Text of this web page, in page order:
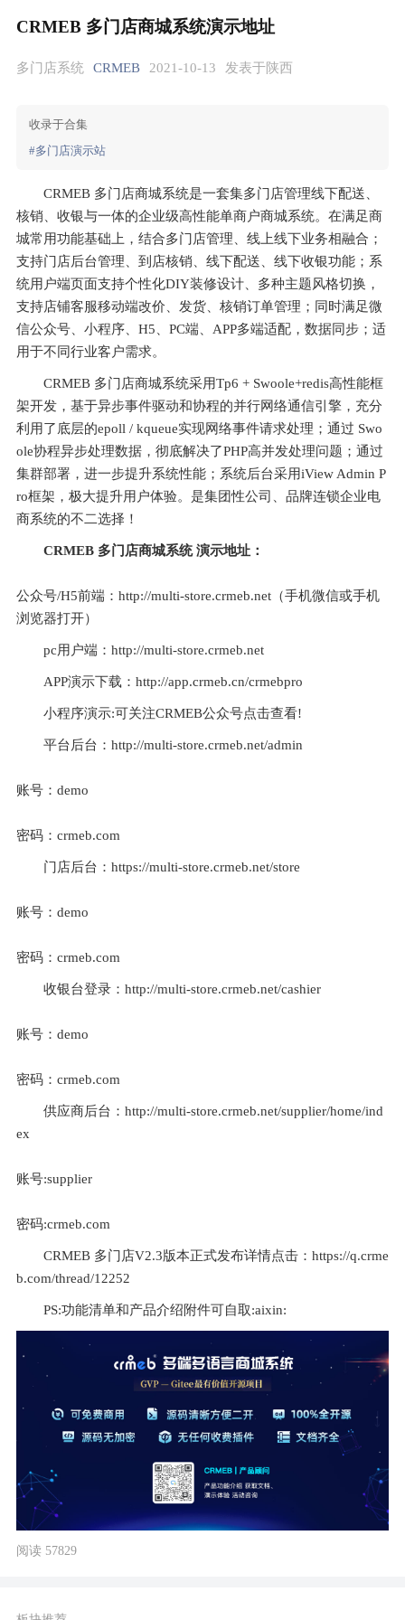
CRMEB 多门店商城系统演示地址
多门店系统 CRMEB 2021-10-13 发表于陕西
收录于合集
#多门店演示站
CRMEB 多门店商城系统是一套集多门店管理线下配送、
核销、收银与一体的企业级高性能单商户商城系统。在满足商
城常用功能基础上，结合多门店管理、线上线下业务相融合；
支持门店后台管理、到店核销、线下配送、线下收银功能；系
统用户端页面支持个性化DIY装修设计、多种主题风格切换，
支持店铺客服移动端改价、发货、核销订单管理；同时满足微
信公众号、小程序、H5、PC端、APP多端适配，数据同步；适
用于不同行业客户需求。
CRMEB 多门店商城系统采用Tp6 + Swoole+redis高性能框
架开发，基于异步事件驱动和协程的并行网络通信引擎，充分
利用了底层的epoll / kqueue实现网络事件请求处理；通过 Swo
ole协程异步处理数据，彻底解决了PHP高并发处理问题；通过
集群部署，进一步提升系统性能；系统后台采用iView Admin P
ro框架，极大提升用户体验。是集团性公司、品牌连锁企业电
商系统的不二选择！
CRMEB 多门店商城系统 演示地址：
公众号/H5前端：http://multi-store.crmeb.net（手机微信或手机
浏览器打开）
pc用户端：http://multi-store.crmeb.net
APP演示下载：http://app.crmeb.cn/crmebpro
小程序演示:可关注CRMEB公众号点击查看!
平台后台：http://multi-store.crmeb.net/admin
账号：demo
密码：crmeb.com
门店后台：https://multi-store.crmeb.net/store
账号：demo
密码：crmeb.com
收银台登录：http://multi-store.crmeb.net/cashier
账号：demo
密码：crmeb.com
供应商后台：http://multi-store.crmeb.net/supplier/home/ind
ex
账号:supplier
密码:crmeb.com
CRMEB 多门店V2.3版本正式发布详情点击：https://q.crme
b.com/thread/12252
PS:功能清单和产品介绍附件可自取:aixin:
阅读 57829